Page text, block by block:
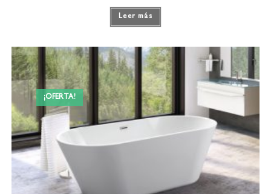
Leer más
¡OFERTA!